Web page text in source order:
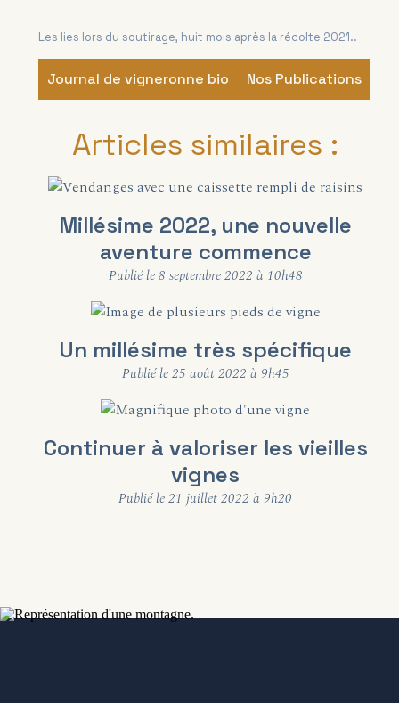
Les lies lors du soutirage, huit mois après la récolte 2021..
Journal de vigneronne bio Nos Publications
Articles similaires :
Millésime 2022, une nouvelle
aventure commence
Publié le 8 septembre 2022 à 10h48
Un millésime très spécifique
Publié le 25 août 2022 à 9h45
Continuer à valoriser les vieilles
vignes
Publié le 21 juillet 2022 à 9h20